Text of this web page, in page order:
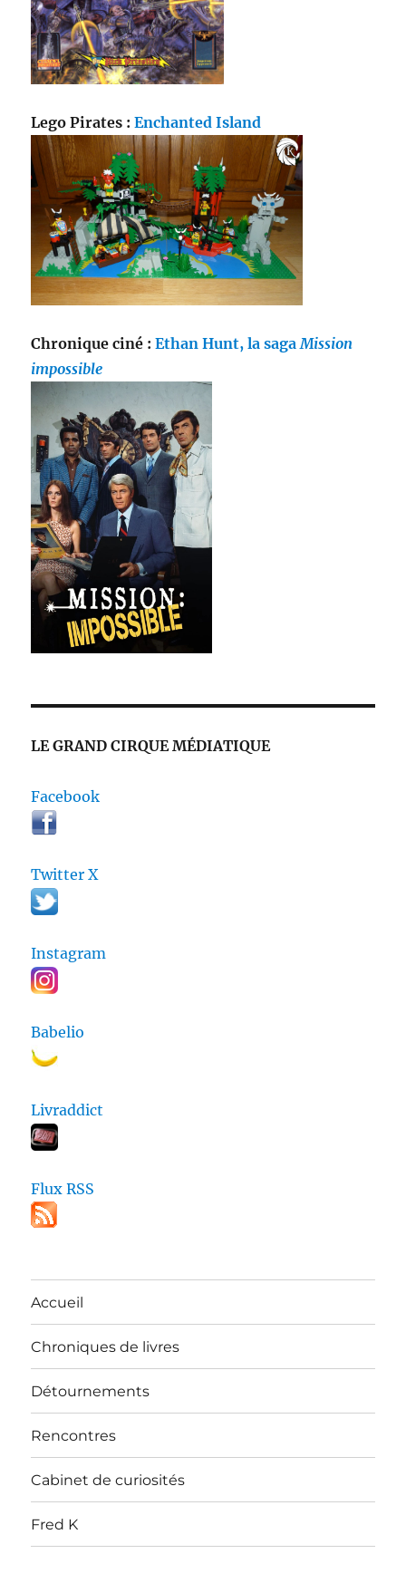
Lego Pirates :Enchanted Island
Chronique ciné :Ethan Hunt, la saga Mission
impossible
LE GRAND CIRQUE MÉDIATIQUE
Facebook
Twitter X
Instagram
Babelio
Livraddict
Flux RSS
Accueil
Chroniques de livres
Détournements
Rencontres
Cabinet de curiosités
Fred K